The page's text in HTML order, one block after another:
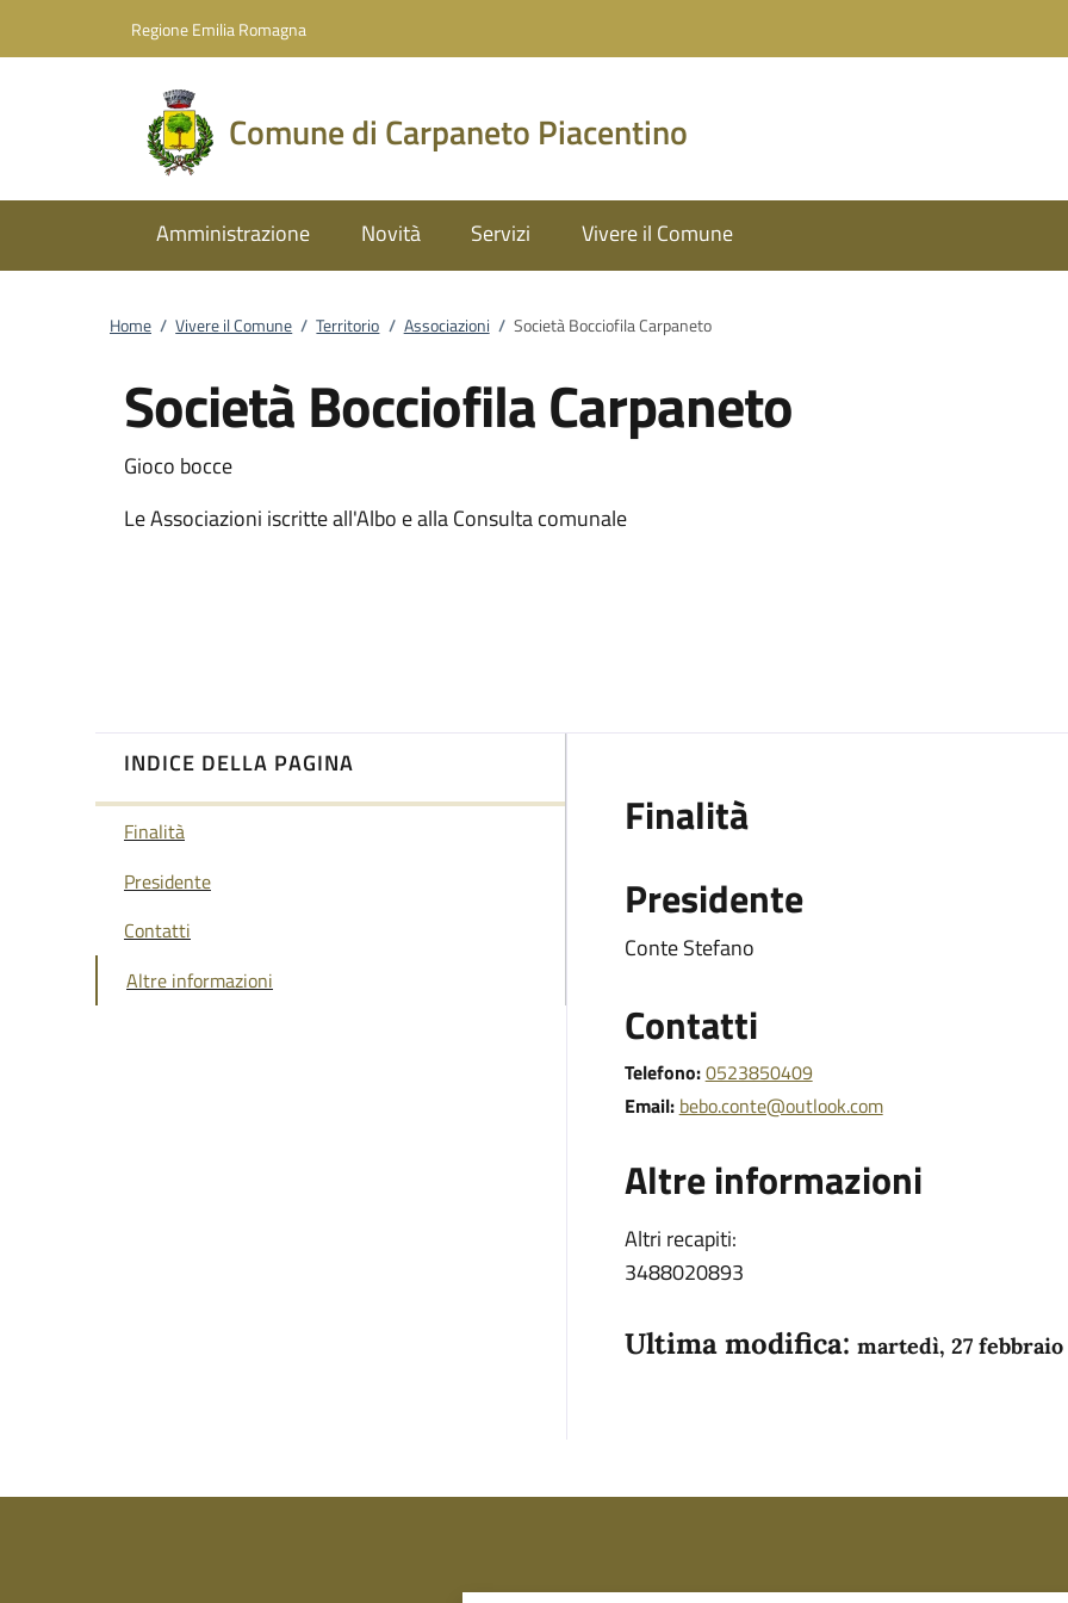
Regione Emilia Romagna
Comune di Carpaneto Piacentino
Amministrazione Novità Servizi Vivere il Comune
Home / Vivere il Comune / Territorio / Associazioni / Società Bocciofila Carpaneto
Società Bocciofila Carpaneto
Gioco bocce
Le Associazioni iscritte all'Albo e alla Consulta comunale
INDICE DELLA PAGINA
Finalità
Presidente
Contatti
Altre informazioni
Finalità
Presidente
Conte Stefano
Contatti
Telefono:0523850409
Email: bebo.conte@outlook.com
Altre informazioni
Altri recapiti:
3488020893
Ultima modifica: martedì, 27 febbraio